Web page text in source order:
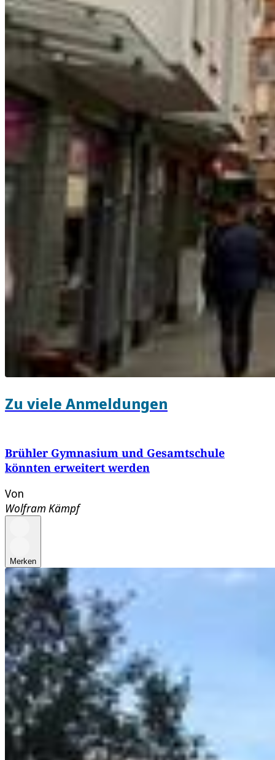
Zu viele Anmeldungen
Brühler Gymnasium und Gesamtschule
könnten erweitert werden
Von
Wolfram Kämpf
Merken